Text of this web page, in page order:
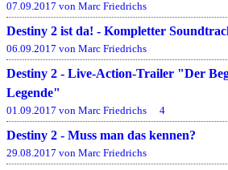
07.09.2017 von Marc Friedrichs
Destiny 2 ist da! - Kompletter
06.09.2017 von Marc Friedrichs
Destiny 2 - Live-Action-Trailer "Der
Legende"
01.09.2017 von Marc Friedrichs 4
Destiny 2 - Muss man das kennen?
29.08.2017 von Marc Friedrichs